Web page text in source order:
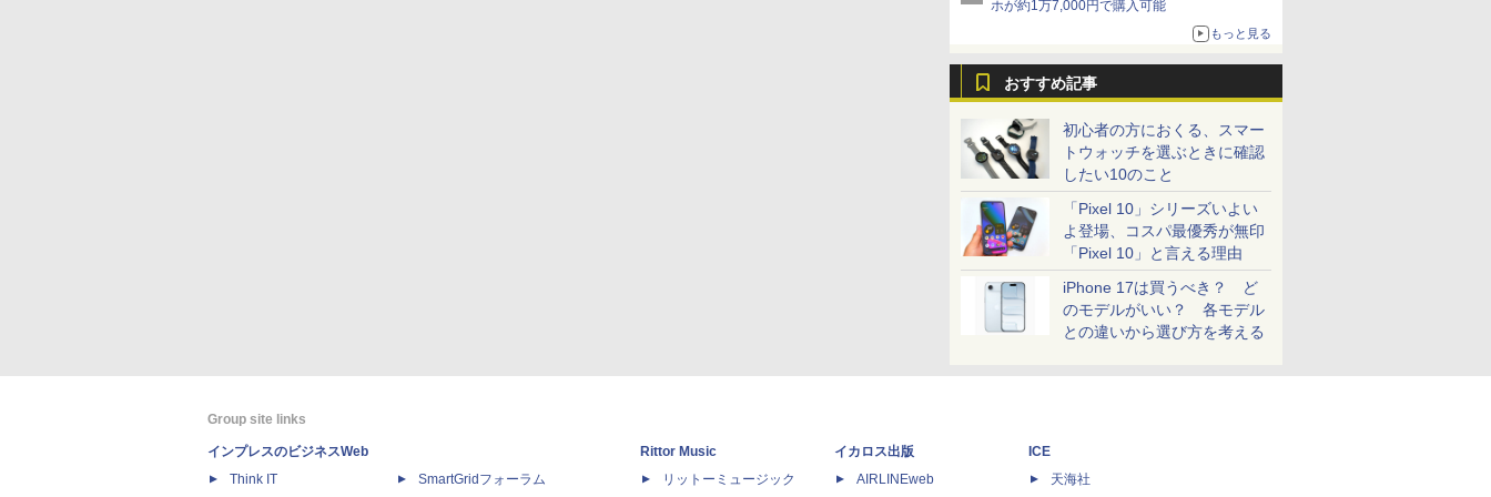
ホが約1万7,000円で購入可能
もっと見る
おすすめ記事
初心者の方におくる、スマー
トウォッチを選ぶときに確認
したい10のこと
「Pixel 10」シリーズいよい
よ登場、コスパ最優秀が無印
「Pixel 10」と言える理由
iPhone 17は買うべき？ ど
のモデルがいい？ 各モデル
との違いから選び方を考える
Group site links
インプレスのビジネスWeb
Think IT
SmartGridフォーラム
Rittor Music
リットーミュージック
イカロス出版
AIRLINEweb
ICE
天海社